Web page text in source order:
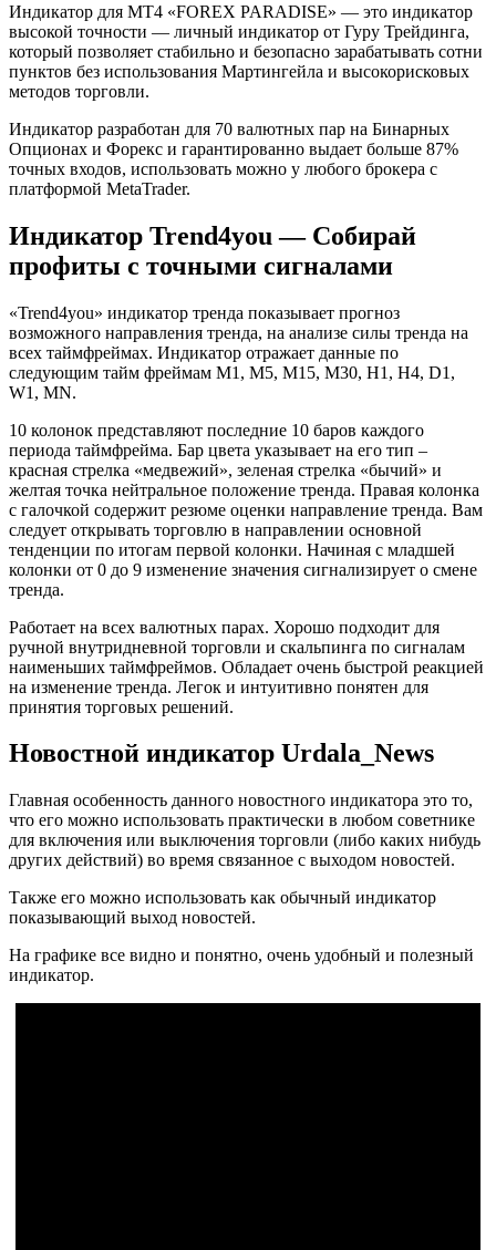
Индикатор для MT4 «FOREX PARADISE» — это индикатор
высокой точности — личный индикатор от Гуру Трейдинга,
который позволяет стабильно и безопасно зарабатывать сотни
пунктов без использования Мартингейла и высокорисковых
методов торговли.
Индикатор разработан для 70 валютных пар на Бинарных
Опционах и Форекс и гарантированно выдает больше 87%
точных входов, использовать можно у любого брокера с
платформой MetaTrader.
Индикатор Trend4you — Собирай
профиты с точными сигналами
«Trend4you» индикатор тренда показывает прогноз
возможного направления тренда, на анализе силы тренда на
всех таймфреймах. Индикатор отражает данные по
следующим тайм фреймам M1, M5, M15, M30, H1, H4, D1,
W1, MN.
10 колонок представляют последние 10 баров каждого
периода таймфрейма. Бар цвета указывает на его тип –
красная стрелка «медвежий», зеленая стрелка «бычий» и
желтая точка нейтральное положение тренда. Правая колонка
с галочкой содержит резюме оценки направление тренда. Вам
следует открывать торговлю в направлении основной
тенденции по итогам первой колонки. Начиная с младшей
колонки от 0 до 9 изменение значения сигнализирует о смене
тренда.
Работает на всех валютных парах. Хорошо подходит для
ручной внутридневной торговли и скальпинга по сигналам
наименьших таймфреймов. Обладает очень быстрой реакцией
на изменение тренда. Легок и интуитивно понятен для
принятия торговых решений.
Новостной индикатор Urdala_News
Главная особенность данного новостного индикатора это то,
что его можно использовать практически в любом советнике
для включения или выключения торговли (либо каких нибудь
других действий) во время связанное с выходом новостей.
Также его можно использовать как обычный индикатор
показывающий выход новостей.
На графике все видно и понятно, очень удобный и полезный
индикатор.